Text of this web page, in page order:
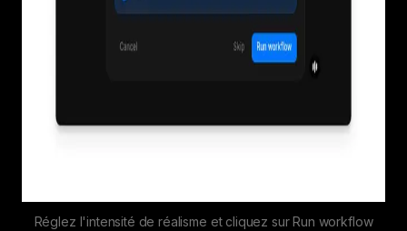
Réglez l'intensité de réalisme et cliquez sur Run workflow